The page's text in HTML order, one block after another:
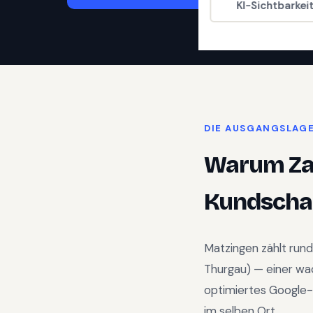
KI-
DIE AUSGANGSLAGE
Warum
Matzingen zählt rund
Thurgau) — einer
optimiertes